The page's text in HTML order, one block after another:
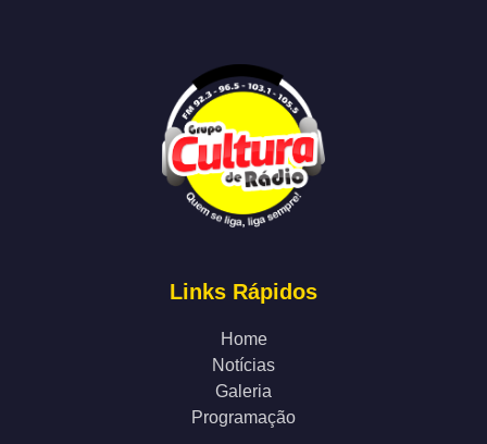
Links Rápidos
Home
Notícias
Galeria
Programação